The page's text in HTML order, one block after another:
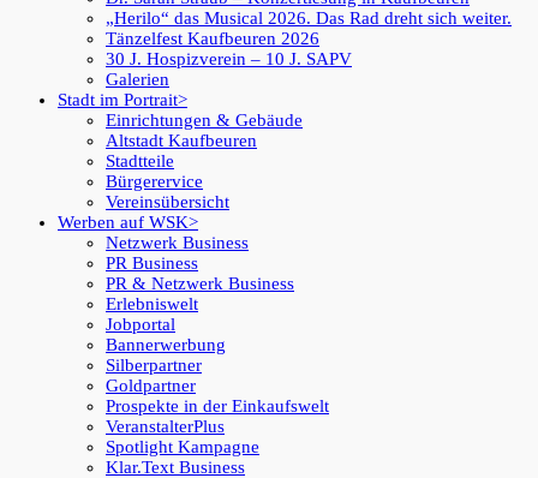
„Herilo“ das Musical 2026. Das Rad dreht sich weiter.
Tänzelfest Kaufbeuren 2026
30 J. Hospizverein – 10 J. SAPV
Galerien
Stadt im Portrait
Einrichtungen & Gebäude
Altstadt Kaufbeuren
Stadtteile
Bürgerervice
Vereinsübersicht
Werben auf WSK
Netzwerk Business
PR Business
PR & Netzwerk Business
Erlebniswelt
Jobportal
Bannerwerbung
Silberpartner
Goldpartner
Prospekte in der Einkaufswelt
VeranstalterPlus
Spotlight Kampagne
Klar.Text Business